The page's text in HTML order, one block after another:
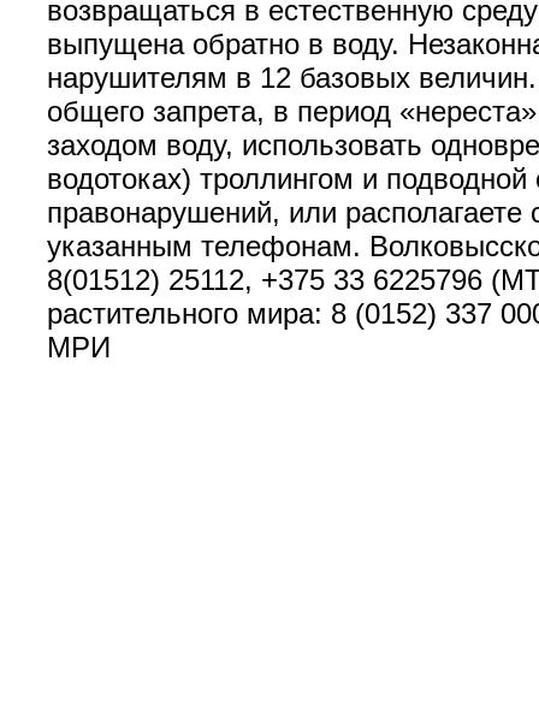
возвращаться в естественную
выпущена обратно в воду.
нарушителям в 12 базовых
общего запрета, в период
заходом воду, использовать
водотоках) троллингом и
правонарушений, или
указанным телефонам.
8(01512) 25112, +375 33 6225796
растительного мира: 8 (0152) 337
МРИ Вячеслав